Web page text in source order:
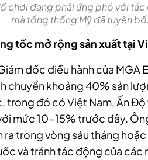
chơi đang phải ứng phó với
mà tổng thống Mỹ đã tuyên bố.
tốc mở rộng sản xuất tại
đốc điều hành của
chuyển khoảng 40% sản
trong đó có Việt Nam, Ấn
mức 10-15% trước đây.
trong vòng sáu tháng
và tránh tác động của các